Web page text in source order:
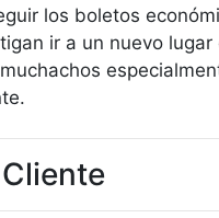
los boletos
ir a un nuevo